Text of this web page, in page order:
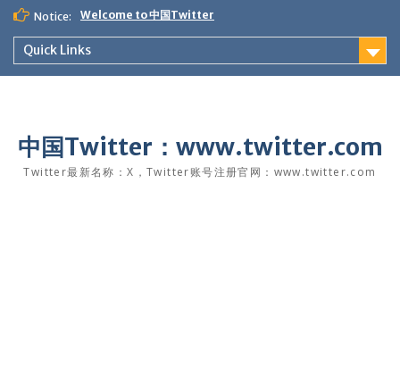
Skip
content
Notice: Welcome to 中国Twitter
Quick Links
中国Twitter：www.twitter.com
Twitter最新名称：X，Twitter账号注册官网：www.twitter.com